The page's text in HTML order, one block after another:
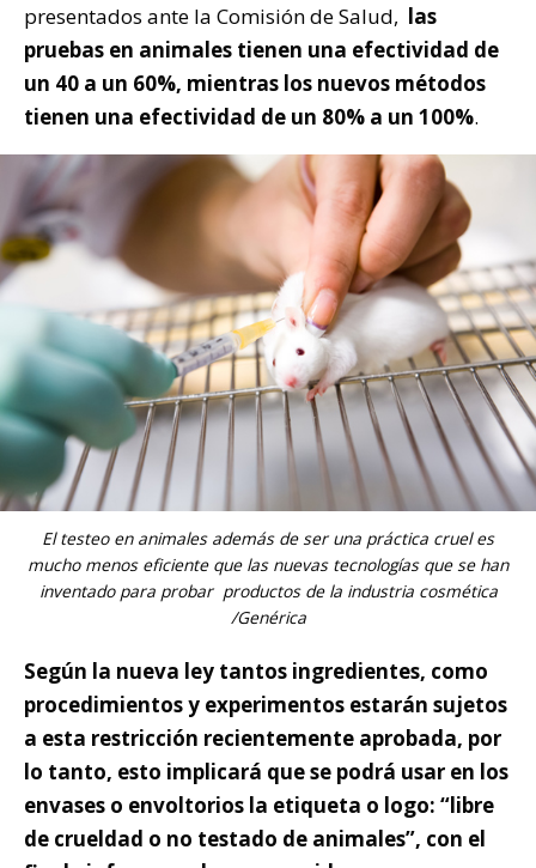
presentados ante la Comisión de Salud, las
pruebas en animales tienen una efectividad de
un 40 a un 60%, mientras los nuevos métodos
tienen una efectividad de un 80% a un 100%.
El testeo en animales además de ser una práctica cruel es
mucho menos eficiente que las nuevas tecnologías que se han
inventado para probar productos de la industria cosmética
/Genérica
Según la nueva ley tantos ingredientes, como
procedimientos y experimentos estarán sujetos
a esta restricción recientemente aprobada, por
lo tanto, esto implicará que se podrá usar en los
envases o envoltorios la etiqueta o logo: “libre
de crueldad o no testado de animales”, con el